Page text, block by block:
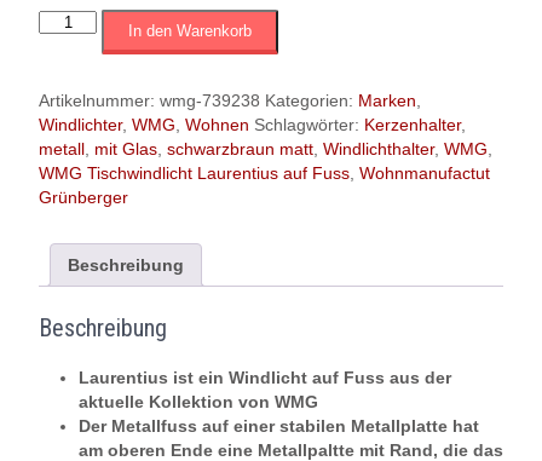
WMG
auf
Fuss,
70
cm,
bauchigem
Glas,
matt
In den Warenkorb
Artikelnummer: wmg-739238 Kategorien: Marken
Windlichter, WMG Wohnen Schlagwörter: Kerzenhalter,
metall mit Glas schwarzbraun matt Windlichthalter, WMG
WMG Tischwindlicht Laurentius auf Fuss Wohnmanufactut
Grünberger
Beschreibung
Beschreibung
Laurentius ist ein Windlicht auf Fuss aus der
aktuelle Kollektion von WMG
Der Metallfuss auf einer stabilen Metallplatte hat
am oberen Ende eine Metallpaltte mit Rand, die das